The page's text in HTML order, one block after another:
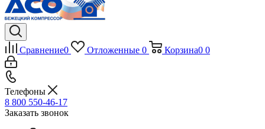
Сравнение0 Отложенные 0 Корзина0 0
Телефоны
8 800 550-46-17
Заказать звонок